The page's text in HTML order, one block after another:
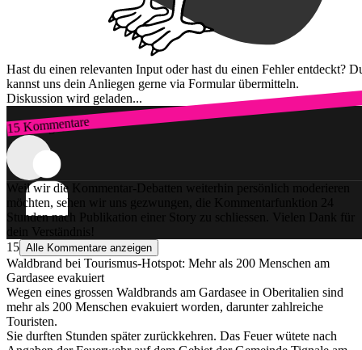
Hast du einen relevanten Input oder hast du einen Fehler entdeckt?
kannst uns dein Anliegen gerne via Formular übermitteln.
Diskussion wird geladen...
15 Kommentare
Zum Login
Weil wir die Kommentar-Debatten weiterhin persönlich moderieren
möchten, sehen wir uns gezwungen, die Kommentarfunktion 24
Stunden nach Publikation einer Story zu schliessen. Vielen Dank für
dein Verständnis!
15 Alle Kommentare anzeigen
Waldbrand bei Tourismus-Hotspot: Mehr als 200 Menschen am
Gardasee evakuiert
Wegen eines grossen Waldbrands am Gardasee in Oberitalien sind
mehr als 200 Menschen evakuiert worden, darunter zahlreiche
Touristen.
Sie durften Stunden später zurückkehren. Das Feuer wütete nach